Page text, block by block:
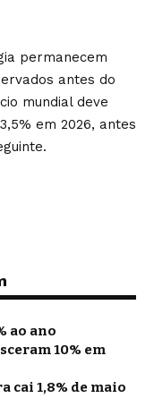
permanecem
antes do
mundial deve
em 2026, antes
ao ano
10% em
cai 1,8% de maio